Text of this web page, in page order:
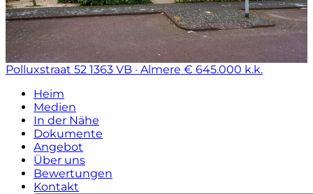
Polluxstraat 52 1363 VB · Almere € 645.000 k.k.
Heim
Medien
In der Nähe
Dokumente
Angebot
Über uns
Bewertungen
Kontakt